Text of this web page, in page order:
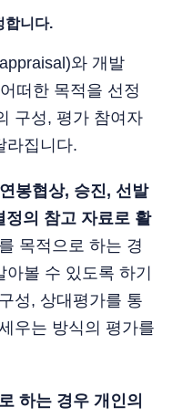
합니다.
와 개발
떠한 목적을 선정
구성, 평가 참여자
라집니다.
봉협상, 승진, 선발
정의 참고 자료로 활
목적으로 하는 경
볼 수 있도록 하기
성, 상대평가를 통
우는 방식의 평가를
하는 경우 개인의